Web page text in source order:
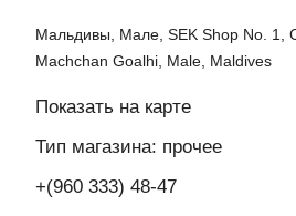
Мальдивы, Мале, SEK Shop No. 1,
Machchan Goalhi, Male, Maldives
Показать на карте
Тип магазина: прочее
+(960 333) 48-47